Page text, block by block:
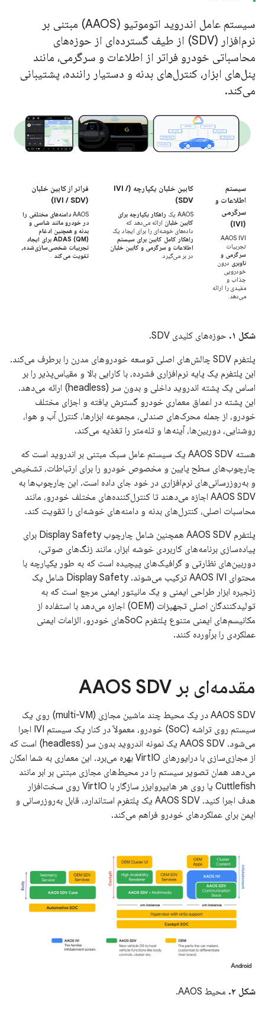
سیستم عامل اندروید اتوموتیو (AAOS) مبتنی بر
نرم‌افزار (SDV) از طیف گسترده‌ای از حوزه‌های
محاسباتی خودرو فراتر از اطلاعات و سرگرمی، مانند
پنل‌های ابزار، کنترل‌های بدنه و دستیار راننده، پشتیبانی
می‌کند.
سیستم
اطلاعات و
سرگرمی
(IVI)
AAOS IVI
تجربیات
سرگرمی و
ناوبری درون
خودرویی
جذاب و
مفیدی را ارائه
می‌دهد.
کابین خلبان یکپارچه (IVI /
SDV)
AAOS یک
راهکار یکپارچه برای
کابین خلبان ارائه می‌دهد که
داده‌های خوشه‌ای را برای ایجاد یک
راهکار کامل کابین برای سیستم
اطلاعات و سرگرمی و کابین خلبان
در بر می‌گیرد.
فراتر از کابین خلبان
(IVI / SDV)
AAOS دامنه‌های مختلفی را
در خودرو مانند شاسی و
بدنه و همچنین ادغام
ADAS (QM) برای ایجاد
تجربیات شخصی‌سازی‌شده،
تقویت می‌کند .
شکل ۱.
حوزه‌های کلیدی SDV.
پلتفرم SDV چالش‌های اصلی توسعه خودروهای مدرن را برطرف می‌کند.
این پلتفرم یک پایه نرم‌افزاری فشرده، با کارایی بالا و مقیاس‌پذیر را بر
اساس یک پشته اندروید داخلی و بدون سر (headless) ارائه می‌دهد.
این پشته در اعماق معماری خودرو گسترش یافته و اجزای مختلف
خودرو، از جمله محرک‌های صندلی، مجموعه ابزارها، کنترل آب و هوا،
روشنایی، دوربین‌ها، آینه‌ها و تله‌متر را تغذیه می‌کند.
هسته AAOS SDV یک سیستم عامل سبک مبتنی بر اندروید است که
چارچوب‌های سطح پایین و مخصوص خودرو را برای ارتباطات، تشخیص
و به‌روزرسانی‌های نرم‌افزاری در خود جای داده است. این چارچوب‌ها به
AAOS SDV اجازه می‌دهند تا کنترل‌کننده‌های مختلف خودرو، مانند
محاسبات اصلی، کنترل‌های بدنه و دامنه‌های خوشه‌ای را تقویت کند.
پلتفرم AAOS SDV همچنین شامل چارچوب Display Safety برای
پیاده‌سازی برنامه‌های کاربردی خوشه ابزار، مانند زنگ‌های صوتی،
دوربین‌های نظارتی و گرافیک‌های پیچیده است که به طور یکپارچه با
محتوای AAOS IVI ترکیب می‌شوند. Display Safety شامل یک
زنجیره ابزار طراحی ایمنی و یک مانیتور ایمنی مرجع است که به
تولیدکنندگان اصلی تجهیزات (OEM) اجازه می‌دهد با استفاده از
مکانیسم‌های ایمنی متنوع پلتفرم SoCهای خودرو، الزامات ایمنی
عملکردی را برآورده کنند.
مقدمه‌ای بر AAOS SDV
AAOS SDV در یک محیط چند ماشین مجازی (multi-VM) روی یک
سیستم روی تراشه (SoC) خودرو، معمولاً در کنار یک سیستم IVI اجرا
می‌شود. AAOS SDV یک نمونه اندروید بدون سر (headless) است که
از مجازی‌سازی با درایورهای VirtIO بهره می‌برد. این معماری به شما امکان
می‌دهد همان تصویر سیستم را در محیط‌های مجازی مبتنی بر ابر مانند
Cuttlefish یا روی هر هایپروایزر سازگار با VirtIO روی سخت‌افزار
هدف اجرا کنید. AAOS SDV یک پلتفرم استاندارد، قابل به‌روزرسانی و
ایمن برای عملکردهای خودرو فراهم می‌کند.
شکل ۲. محیط AAOS.